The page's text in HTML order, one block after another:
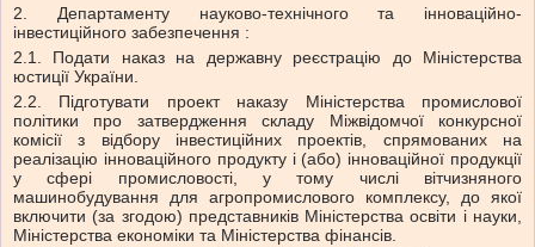
2. Департаменту науково-технічного та інноваційно-
інвестиційного забезпечення :
2.1. Подати наказ на державну реєстрацію до Міністерства
юстиції України.
2.2. Підготувати проект наказу Міністерства промислової
політики про затвердження складу Міжвідомчої конкурсної
комісії з відбору інвестиційних проектів, спрямованих на
реалізацію інноваційного продукту і (або) інноваційної продукції
у сфері промисловості, у тому числі вітчизняного
машинобудування для агропромислового комплексу, до якої
включити (за згодою) представників Міністерства освіти і науки,
Міністерства економіки та Міністерства фінансів.